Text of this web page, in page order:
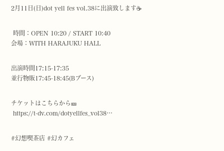
2月11日(日)dot yell fes vol.38に出演致します☕️
時間：OPEN 10:20 / START 10:40
会場：WITH HARAJUKU HALL
出演時間17:15-17:35
並行物販17:45-18:45(Bブース)
チケットはこちらから🎫
https://t-dv.com/dotyellfes_vol38…
#幻想喫茶店 #幻カフェ